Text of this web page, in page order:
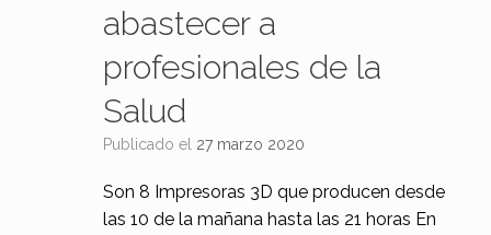
abastecer a
profesionales de la
Salud
Publicado el 27 marzo 2020
Son 8 Impresoras 3D que producen desde
las 10 de la mañana hasta las 21 horas En